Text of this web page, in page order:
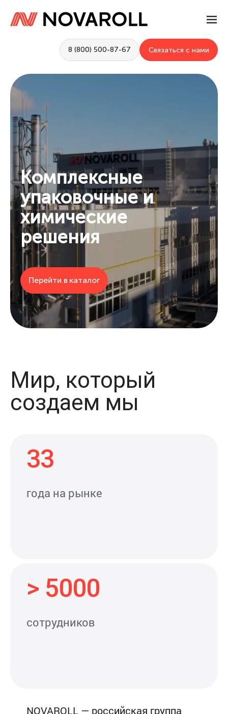
8 (800) 500-87-67 Связаться с нами
Комплексные
упаковочные и
химические
решения
Перейти в каталог
Мир, который
создаем мы
33
года на рынке
> 5000
сотрудников
NOVAROLL — российская группа